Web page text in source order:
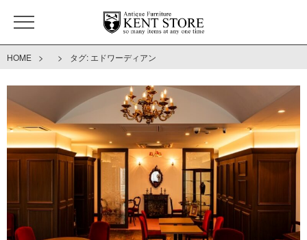
HOME > > タグ: エドワーディアン